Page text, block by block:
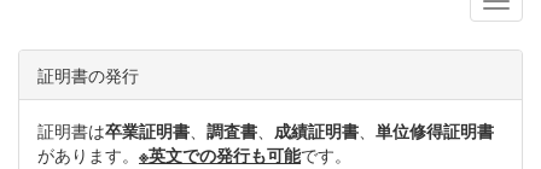
証明書の発行
証明書は卒業証明書、 調査書、 成績証明書、 単位修得証明書
があります。 ※英文での発行も可能です。